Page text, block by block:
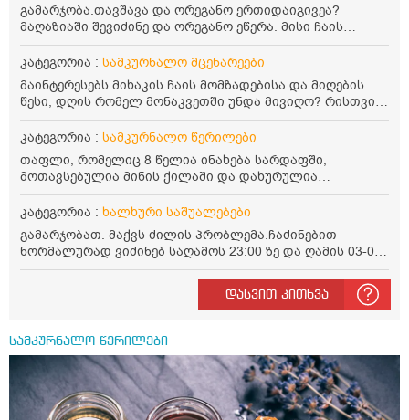
გამარჯობა.თავშავა და ორეგანო ერთიდაიგივეა?
მაღაზიაში შევიძინე და ორეგანო ეწერა. მისი ჩაის
დალევის წესი მაინტერესებს.რისთვის არის კარგი?
წავიკითხე რომ: 1 ჭიქა თბილ წყალში ჩავყაროთ 1 ჩაის
კოვზი დაქუცმაცებული და გამხმარი ორეგანო და
გავაჩეროთ 10-15 წუთი, მივიღოთო ჭამიდან 1-2 საათში.
მიზანი: ანტიოქსიდანტური და ანთების საწინააღმდეგო
თვისება. სწორია ეს ინფორმაცია? უკუჩვენება რა აქვს
და ბრონქულ ასთმას თუ შველის ორეგანოს ჩაი?
კატეგორია : სამკურნალო მცენარეები
მაინტერესებს მიხაკის ჩაის მომზადებისა და მიღების
წესი, დღის რომელ მონაკვეთში უნდა მივიღო? რისთვის
არის სასარგებლო და უკუჩვენება თუ აქვს
კატეგორია : სამკურნალო წერილები
თაფლი, რომელიც 8 წელია ინახება სარდაფში,
მოთავსებულია მინის ქილაში და დახურულია
პლასტმასის სახურავით. ექნება თუ არა შენარჩუნებული
სასარგებლო თვისებები და შეიძლება თუ არა მისი
მირთმევა? გმადლობთ.
კატეგორია : ხალხური საშუალებები
გამარჯობათ. მაქვს ძილის პრობლემა.ჩაძინებით
ნორმალურად ვიძინებ საღამოს 23:00 ზე და ღამის 03-00
ან 04:00 საათზე მეღვიძება და მერე ვერ ვიძინებ
ვერაფრით.რამე ხალხური საშუალება თუ არის ამ
დასვით კითხვა
სამკურნალო წერილები